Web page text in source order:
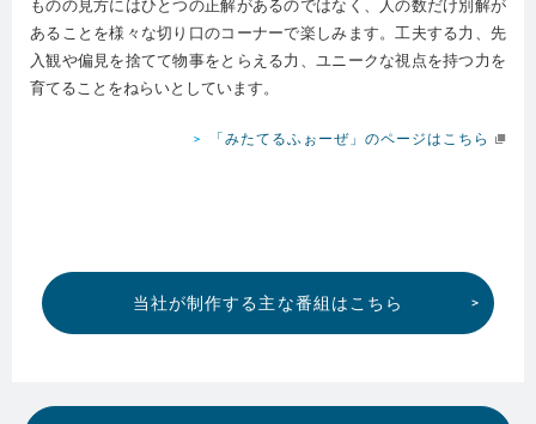
ものの見方にはひとつの正解があるのではなく、人の数だけ別解が
あることを様々な切り口のコーナーで楽しみます。工夫する力、先
入観や偏見を捨てて物事をとらえる力、ユニークな視点を持つ力を
育てることをねらいとしています。
「みたてるふぉーぜ」のページはこちら
当社が制作する主な番組はこちら